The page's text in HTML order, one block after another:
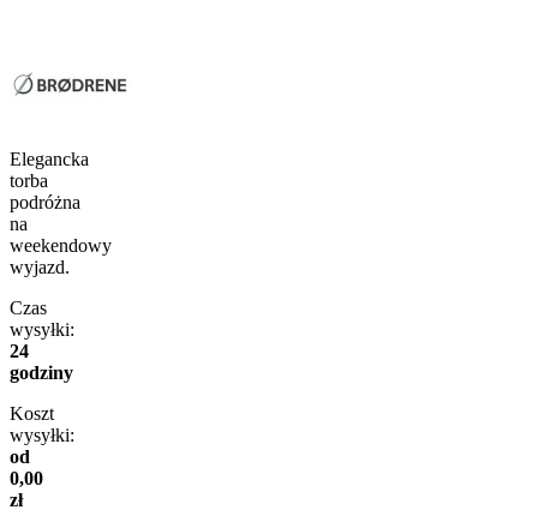
Elegancka
torba
podróżna
na
weekendowy
wyjazd.
Czas
wysyłki:
24
godziny
Koszt
wysyłki:
od
0,00
zł